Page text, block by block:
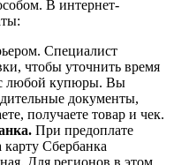
В интернет-
Специалист
чтобы уточнить время
с любой купюры. Вы
документы,
получаете товар и чек.
При предоплате
карту Сбербанка
Для регионов в этом